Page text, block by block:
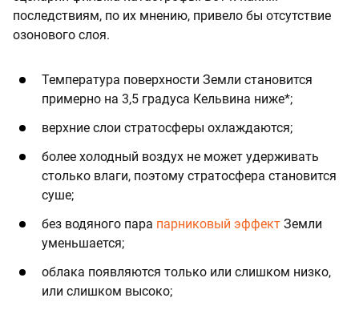
последствиям, по их мнению, привело бы отсутствие
озонового слоя.
Температура поверхности Земли становится
примерно на 3,5 градуса Кельвина ниже*;
верхние слои стратосферы охлаждаются;
более холодный воздух не может удерживать
столько влаги, поэтому стратосфера становится
суше;
без водяного пара парниковый эффект Земли
уменьшается;
облака появляются только или слишком низко,
или слишком высоко;